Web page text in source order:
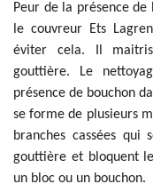
Peur de la présence
le couvreur Ets
éviter cela. Il
gouttière. Le
présence de bouchon
se forme de plusieurs
branches cassées qui
gouttière et bloquent
un bloc ou un bouchon.